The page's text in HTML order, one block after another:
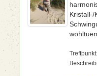
Kristall-/